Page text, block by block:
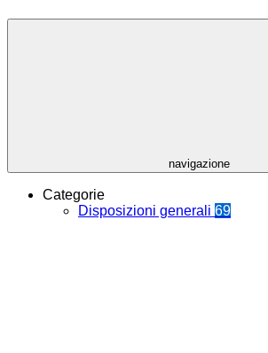
navigazione
Categorie
Disposizioni generali 69